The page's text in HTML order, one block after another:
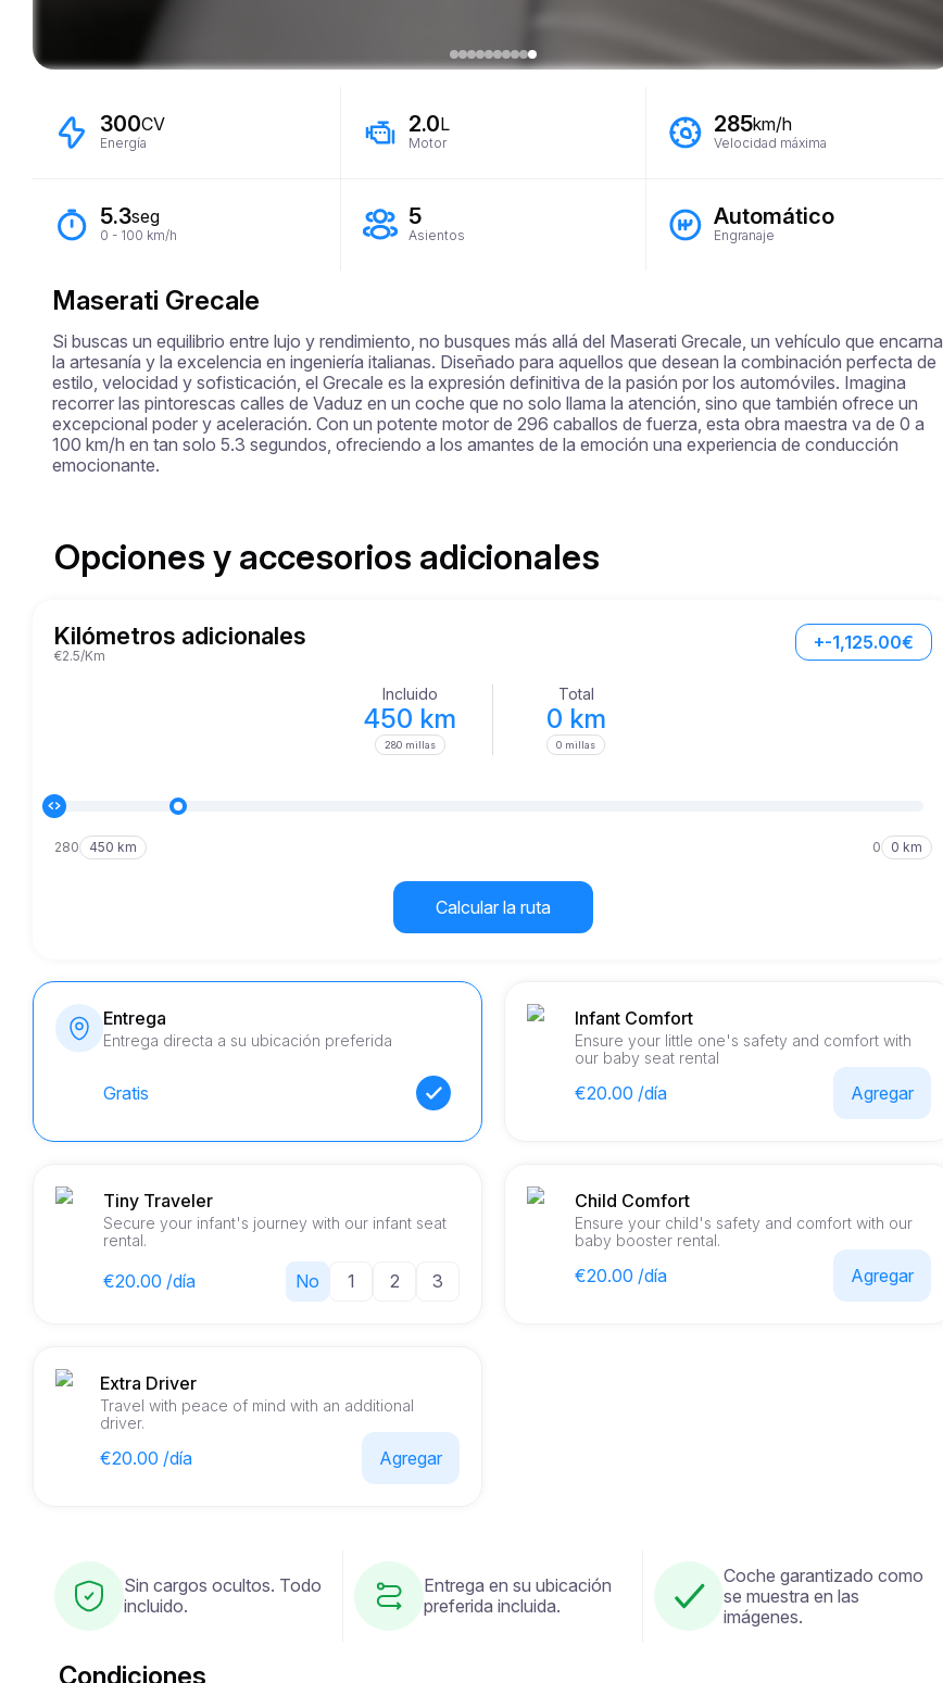
300CV
Energía
2.0L
Motor
285km/h
Velocidad máxima
5.3seg
0 - 100 km/h
5
Asientos
Automático
Engranaje
Maserati Grecale
Si buscas un equilibrio entre lujo y rendimiento, no busques más allá del Maserati Grecale, un vehículo que encarna
la artesanía y la excelencia en ingeniería italianas. Diseñado para aquellos que desean la combinación perfecta de
estilo, velocidad y sofisticación, el Grecale es la expresión definitiva de la pasión por los automóviles. Imagina
recorrer las pintorescas calles de Vaduz en un coche que no solo llama la atención, sino que también ofrece un
excepcional poder y aceleración. Con un potente motor de 296 caballos de fuerza, esta obra maestra va de 0 a
100 km/h en tan solo 5.3 segundos, ofreciendo a los amantes de la emoción una experiencia de conducción
emocionante.
Opciones y accesorios adicionales
Kilómetros adicionales
€2.5/Km
+-1,125.00€
Incluido
450 km
280 millas
Total
0 km
0 millas
280 450 km 0 0 km
Calcular la ruta
Entrega
Entrega directa a su ubicación preferida
Gratis
Infant Comfort
Ensure your little one's safety and comfort with
our baby seat rental
€20.00 /día Agregar
Tiny Traveler
Secure your infant's journey with our infant seat
rental.
€20.00 /día No 1 2 3
Child Comfort
Ensure your child's safety and comfort with our
baby booster rental.
€20.00 /día Agregar
Extra Driver
Travel with peace of mind with an additional
driver.
€20.00 /día Agregar
Sin cargos ocultos. Todo
incluido.
Entrega en su ubicación
preferida incluida.
Coche garantizado como
se muestra en las
imágenes.
Condiciones